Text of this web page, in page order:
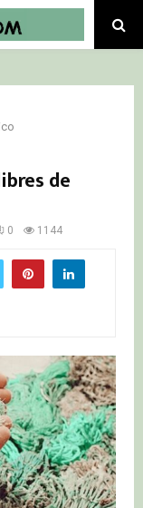
de
0 1144